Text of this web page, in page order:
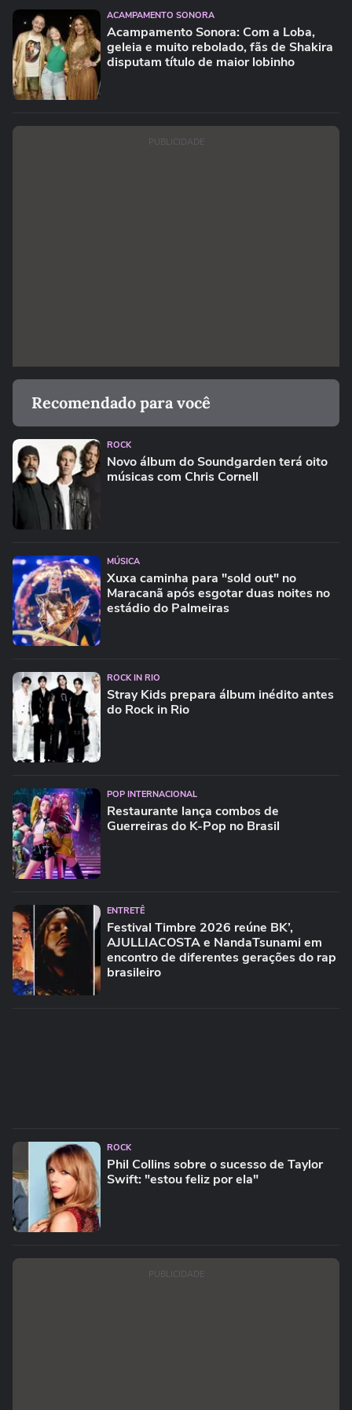
ACAMPAMENTO SONORA
Acampamento Sonora: Com a Loba,
geleia e muito rebolado, fãs de Shakira
disputam título de maior lobinho
PUBLICIDADE
Recomendado para você
ROCK
Novo álbum do Soundgarden terá oito
músicas com Chris Cornell
MÚSICA
Xuxa caminha para "sold out" no
Maracanã após esgotar duas noites no
estádio do Palmeiras
ROCK IN RIO
Stray Kids prepara álbum inédito antes
do Rock in Rio
POP INTERNACIONAL
Restaurante lança combos de
Guerreiras do K-Pop no Brasil
ENTRETÊ
Festival Timbre 2026 reúne BK’,
AJULLIACOSTA e NandaTsunami em
encontro de diferentes gerações do rap
brasileiro
ROCK
Phil Collins sobre o sucesso de Taylor
Swift: "estou feliz por ela"
PUBLICIDADE